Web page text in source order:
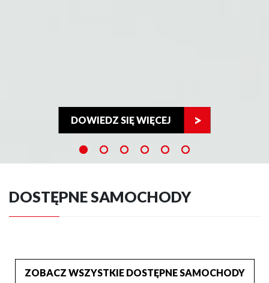
DOWIEDZ SIĘ WIĘCEJ
DOSTĘPNE SAMOCHODY
ZOBACZ WSZYSTKIE DOSTĘPNE SAMOCHODY